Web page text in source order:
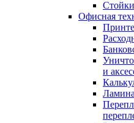
Офисная
и